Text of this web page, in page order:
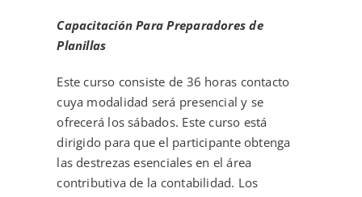
Capacitación Para Preparadores de
Planillas
Este curso consiste de 36 horas contacto
cuya modalidad será presencial y se
ofrecerá los sábados. Este curso está
dirigido para que el participante obtenga
las destrezas esenciales en el área
contributiva de la contabilidad. Los